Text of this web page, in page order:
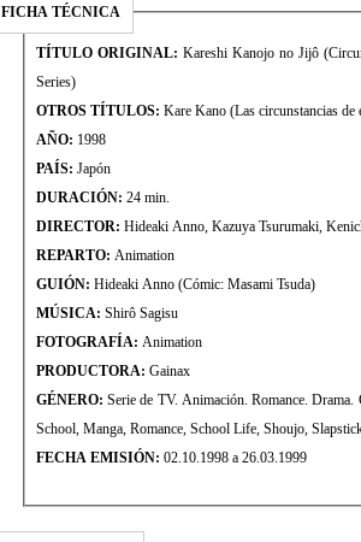
FICHA TÉCNICA
TÍTULO ORIGINAL: Kareshi Kanojo no Jijô
Series)
OTROS TÍTULOS: Kare Kano (Las circunstancias
AÑO: 1998
PAÍS: Japón
DURACIÓN: 24 min.
DIRECTOR: Hideaki Anno, Kazuya Tsurumaki,
REPARTO: Animation
GUIÓN: Hideaki Anno (Cómic: Masami Tsuda)
MÚSICA: Shirô Sagisu
FOTOGRAFÍA: Animation
PRODUCTORA: Gainax
GÉNERO: Serie de TV. Animación. Romance.
School, Manga, Romance, School Life, Shoujo,
FECHA EMISIÓN: 02.10.1998 a 26.03.1999